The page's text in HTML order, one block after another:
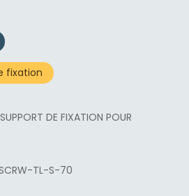
fixation
DE FIXATION POUR
TL-S-70